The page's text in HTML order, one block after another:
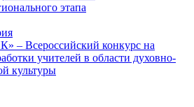
этапа
– Всероссийский конкурс на
учителей в области духовно-
культуры